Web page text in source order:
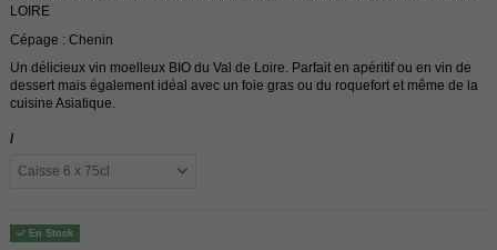
LOIRE
Cépage : Chenin
Un délicieux vin moelleux BIO du Val de Loire. Parfait en apéritif ou en vin de
dessert mais également idéal avec un foie gras ou du roquefort et même de la
cuisine Asiatique.
/
En Stock